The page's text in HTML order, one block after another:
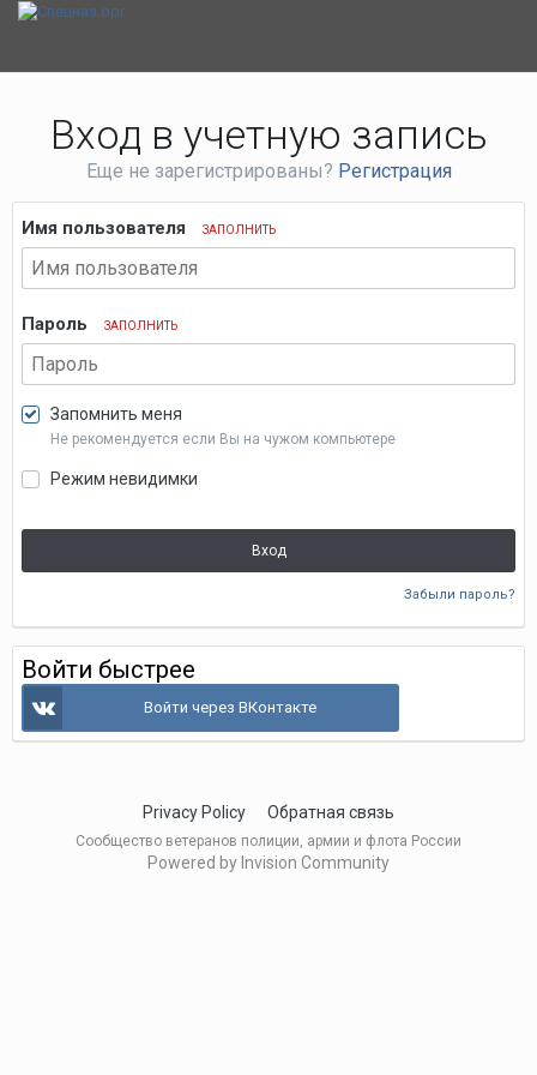
Вход в учетную запись
Еще не зарегистрированы? Регистрация
Имя пользователя ЗАПОЛНИТЬ
Пароль ЗАПОЛНИТЬ
Запомнить меня
Не рекомендуется если Вы на чужом компьютере
Режим невидимки
Вход
Забыли пароль?
Войти быстрее
Войти через ВКонтакте
Privacy Policy Обратная связь
Сообщество ветеранов полиции, армии и флота России
Powered by Invision Community